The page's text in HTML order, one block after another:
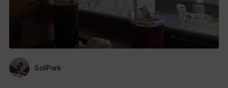
SoliPark